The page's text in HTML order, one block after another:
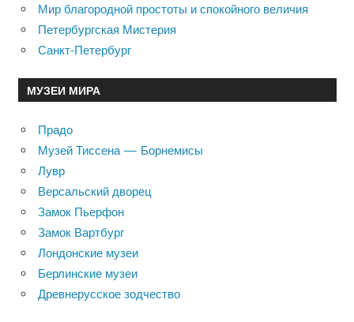
Мир благородной простоты и спокойного величия
Петербургская Мистерия
Санкт-Петербург
МУЗЕИ МИРА
Прадо
Музей Тиссена — Борнемисы
Лувр
Версальский дворец
Замок Пьерфон
Замок Вартбург
Лондонские музеи
Берлинские музеи
Древнерусское зодчество